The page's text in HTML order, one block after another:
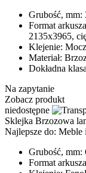
Grubość, mm:
Format
2135х3965,
Klejenie:
Materiał:
Dokładna
Na zapytanie
Zobacz produkt
niedostępne
Sklejka Brzozowa
Najlepsze do: Meble
Grubość, mm:
Format